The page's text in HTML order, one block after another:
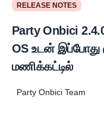
RELEASE NOTES
Party Onbici
OS உடன் இப்போது
மணிக்கட்டில்
Party Onbici Team